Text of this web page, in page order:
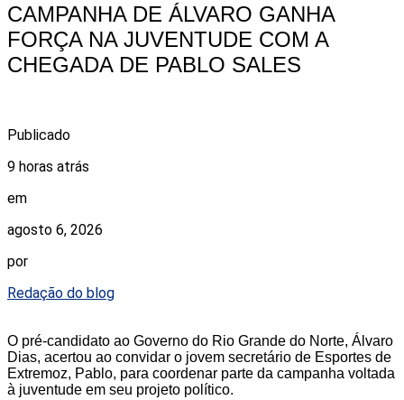
CAMPANHA DE ÁLVARO GANHA
FORÇA NA JUVENTUDE COM A
CHEGADA DE PABLO SALES
Publicado
9 horas atrás
em
agosto 6, 2026
por
Redação do blog
O pré-candidato ao Governo do Rio Grande do Norte, Álvaro
Dias, acertou ao convidar o jovem secretário de Esportes de
Extremoz, Pablo, para coordenar parte da campanha voltada
à juventude em seu projeto político.